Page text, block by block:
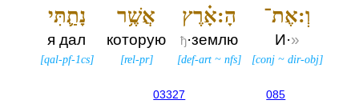
וְ:אֶת־
И·»
[conj ~dir-obj]
הָ:אָ֗רֶץ
ђ·землю
[def-art~ nfs]
אֲשֶׁ֥ר
которую
[rel-pr]
נָתַ֛תִּי
я дал
[qal-pf-1cs]
085
03327